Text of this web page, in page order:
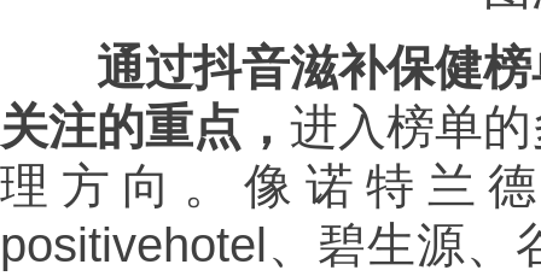
通过抖音滋补保健
关注的重点， 进入榜单
理方向。像诺特兰
positivehotel、碧生源